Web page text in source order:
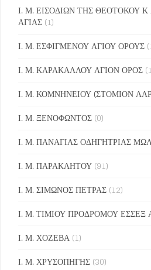
Ι. Μ. ΕΙΣΟΔΙΩΝ ΤΗΣ ΘΕΟΤΟΚΟΥ
ΑΓΙΑΣ (1)
Ι. Μ. ΕΣΦΙΓΜΕΝΟΥ ΑΓΙΟΥ ΟΡΟΥΣ
Ι. Μ. ΚΑΡΑΚΑΛΛΟΥ ΑΓΙΟΝ ΟΡΟΣ
Ι. Μ. ΚΟΜΝΗΝΕΙΟΥ (ΣΤΟΜΙΟΝ
Ι. Μ. ΞΕΝΟΦΩΝΤΟΣ (0)
Ι. Μ. ΠΑΝΑΓΙΑΣ ΟΔΗΓΗΤΡΙΑΣ
Ι. Μ. ΠΑΡΑΚΛΗΤΟΥ (91)
Ι. Μ. ΣΙΜΩΝΟΣ ΠΕΤΡΑΣ (12)
Ι. Μ. ΤΙΜΙΟΥ ΠΡΟΔΡΟΜΟΥ ΕΣΣΕΞ
Ι. Μ. ΧΟΖΕΒΑ (1)
Ι. Μ. ΧΡΥΣΟΠΗΓΗΣ (30)